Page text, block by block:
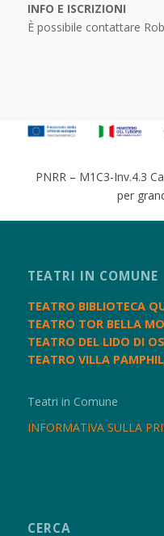
INFO E ISCRIZIONI
È possibile contattare
PNRR – M1C3-Inv.4.3
per
TEATRI IN COMUNE
TEATRO BIBLIOTECA
TEATRO TOR BELLA
TEATRO DEL LIDO DI
TEATRO VILLA
Teatri in Comune
INFORMATIVA SULLA
CERCA